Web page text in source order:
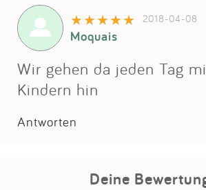
Partner
2018-04-08
Moquais
Wir gehen da jeden Tag
Kindern hin
Antworten
Deine